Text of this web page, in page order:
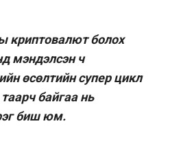
криптовалют болох
мэндэлсэн ч
өсөлтийн супер цикл
байгаа нь
биш юм.